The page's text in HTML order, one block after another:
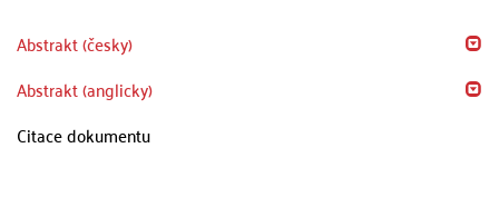
Abstrakt (česky)
Abstrakt (anglicky)
Citace dokumentu